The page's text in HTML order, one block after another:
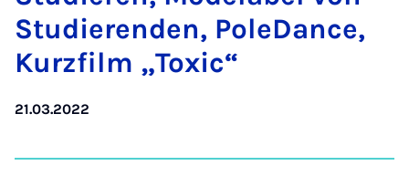
Stud­i­er­enden, PoleDance,
Kur­z­film „Tox­ic“
21.03.2022